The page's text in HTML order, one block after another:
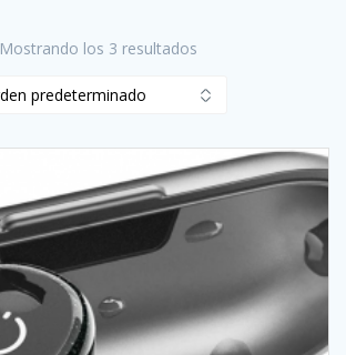
Mostrando los 3 resultados